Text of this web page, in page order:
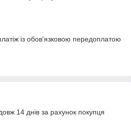
із обов'язковою передоплатою
14 днів за рахунок покупця